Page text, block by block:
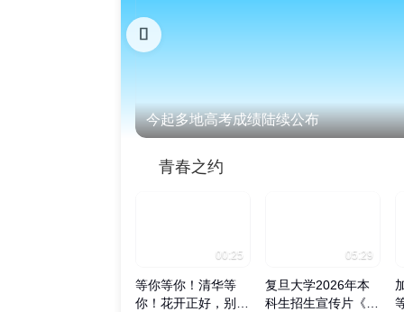
今起多地高考成绩陆续公布

青春之约
00:25
等你等你！清华等
你！花开正好，别辜
05:29
复旦大学2026年本
科生招生宣传片《无